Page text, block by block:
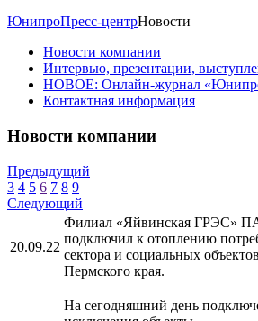
ЮнипроПресс-центрНовости
Новости компании
Интервью, презентации,
НОВОЕ: Онлайн-журнал
Контактная информация
Новости компании
Предыдущий
3 4 5 6 7 8 9
Следующий
20.09.22
Филиал «Яйвинская ГРЭС»
подключил к отоплению
сектора и социальных
Пермского края.
На сегодняшний день